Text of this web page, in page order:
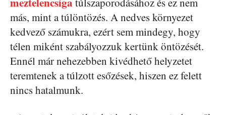
más, mint a túlöntözés. A nedves környezet
kedvező számukra, ezért sem mindegy, hogy
télen miként szabályozzuk kertünk öntözését.
Ennél már nehezebben kivédhető helyzetet
teremtenek a túlzott esőzések, hiszen ez felett
nincs hatalmunk.